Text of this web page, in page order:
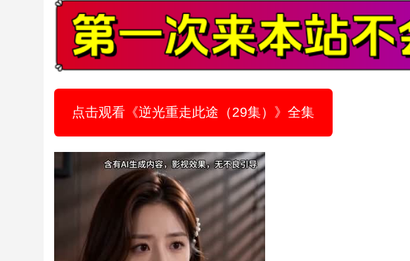
点击观看《逆光重走此途（29集）》全集